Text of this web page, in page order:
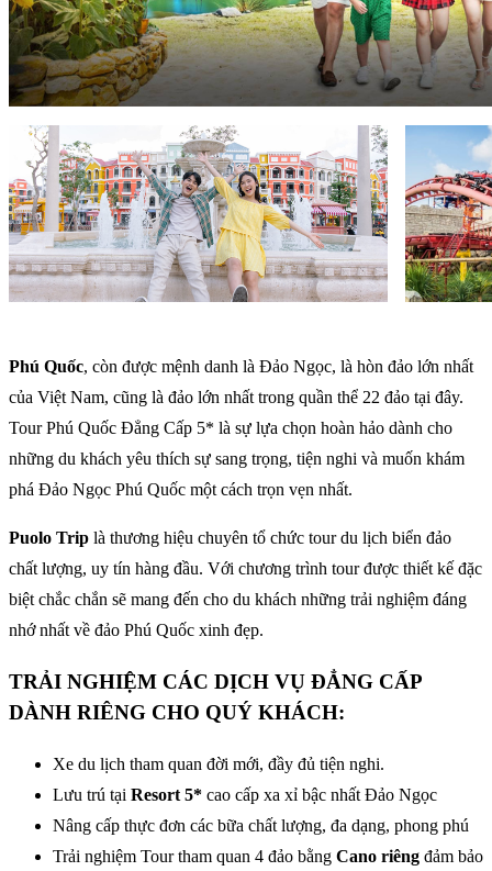
Phú Quốc, còn được mệnh danh là Đảo Ngọc, là hòn đảo lớn nhất
của Việt Nam, cũng là đảo lớn nhất trong quần thể 22 đảo tại đây.
Tour Phú Quốc Đẳng Cấp 5* là sự lựa chọn hoàn hảo dành cho
những du khách yêu thích sự sang trọng, tiện nghi và muốn khám
phá Đảo Ngọc Phú Quốc một cách trọn vẹn nhất.
Puolo Trip là thương hiệu chuyên tổ chức tour du lịch biển đảo
chất lượng, uy tín hàng đầu. Với chương trình tour được thiết kế đặc
biệt chắc chắn sẽ mang đến cho du khách những trải nghiệm đáng
nhớ nhất về đảo Phú Quốc xinh đẹp.
TRẢI NGHIỆM CÁC DỊCH VỤ ĐẲNG CẤP
DÀNH RIÊNG CHO QUÝ KHÁCH:
Xe du lịch tham quan đời mới, đầy đủ tiện nghi.
Lưu trú tại Resort 5* cao cấp xa xỉ bậc nhất Đảo Ngọc
Nâng cấp thực đơn các bữa chất lượng, đa dạng, phong phú
Trải nghiệm Tour tham quan 4 đảo bằng Cano riêng đảm bảo